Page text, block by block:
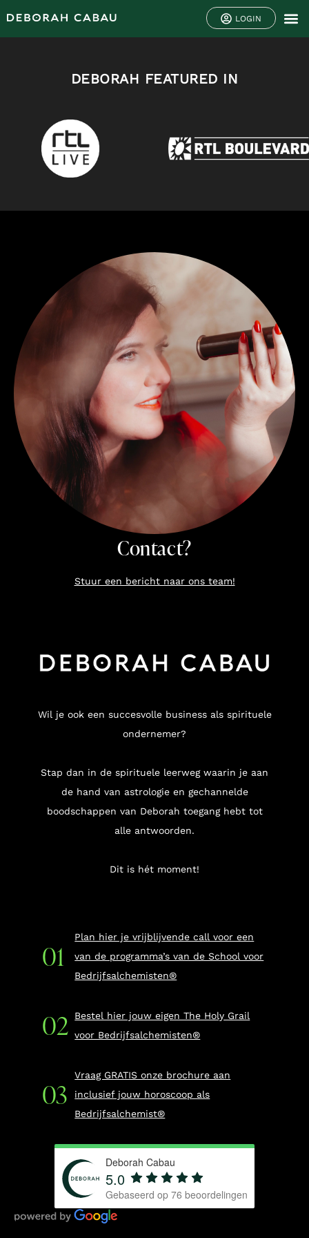
LOGIN
DEBORAH FEATURED IN
Contact?
Stuur een bericht naar ons team!
Wil je ook een succesvolle business als spirituele
ondernemer?
Stap dan in de spirituele leerweg waarin je aan
de hand van astrologie en gechannelde
boodschappen van Deborah toegang hebt tot
alle antwoorden.
Dit is hét moment!
Plan hier je vrijblijvende call voor een
van de programma’s van de School voor
Bedrijfsalchemisten®
Bestel hier jouw eigen The Holy Grail
voor Bedrijfsalchemisten®
Vraag GRATIS onze brochure aan
inclusief jouw horoscoop als
Bedrijfsalchemist®
Deborah Cabau
5.0
Gebaseerd op 76 beoordelingen